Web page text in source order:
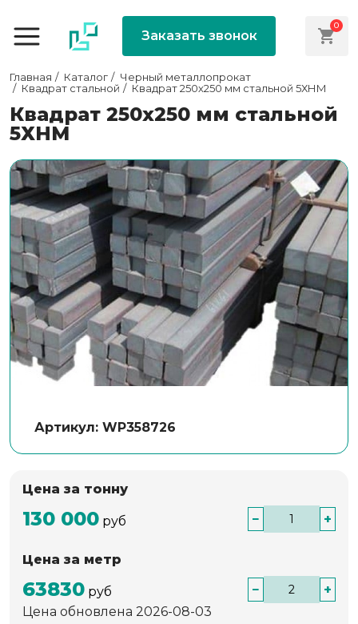
Заказать звонок
0
Главная Каталог
Черный металлопрокат
Квадрат стальной
Квадрат 250х250 мм стальной 5ХНМ
Квадрат 250х250 мм стальной
5ХНМ
Артикул: WP358726
Цена за тонну
130 000 руб − +
Цена за метр
63830 руб −
+
Цена обновлена 2026-08-03